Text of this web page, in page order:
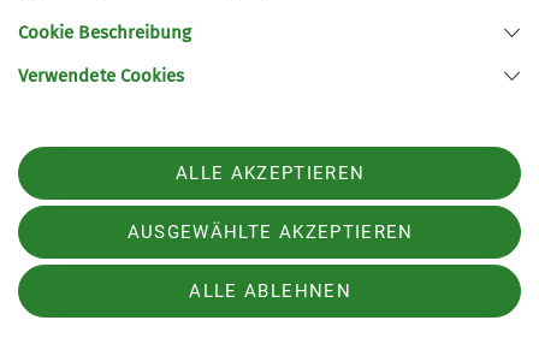
Mail (info@dav-biberach.de) erfragen, welche
Ihrer Daten bei uns gespeichert sind sowie
Sektion
Aktuelles
Cookie Beschreibung
Verwendete Cookies
ALLE AKZEPTIEREN
AUSGEWÄHLTE AKZEPTIEREN
ALLE ABLEHNEN